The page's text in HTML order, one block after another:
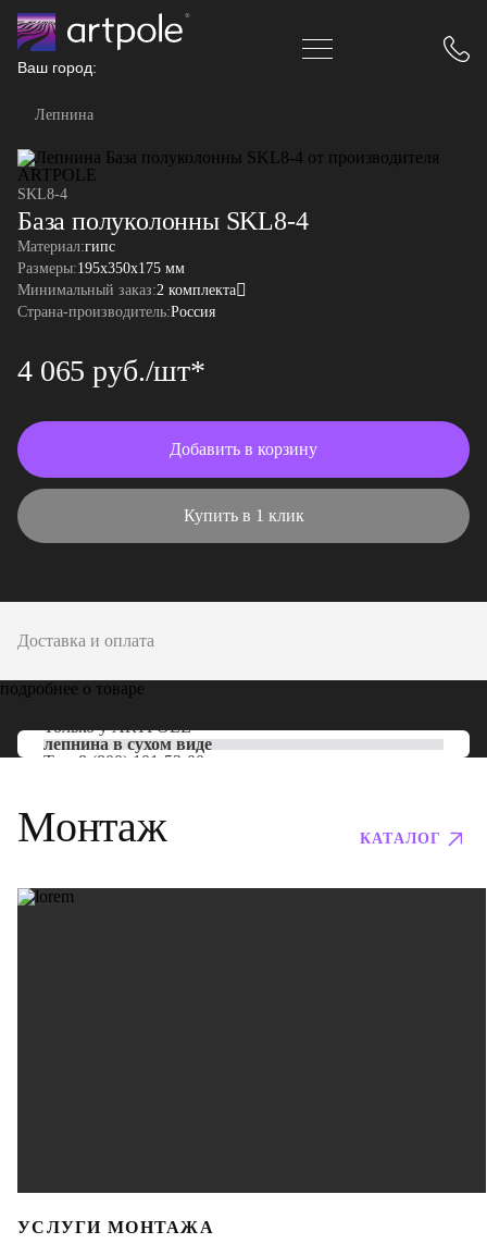
Ваш город:
Лепнина
SKL8-4
База полуколонны SKL8-4
Материал:гипс
Размеры:195x350x175 мм
Минимальный заказ:2 комплекта
Страна-производитель:Россия
4 065 руб./шт*
Добавить в корзину
Купить в 1 клик
Доставка и оплата
подробнее о товаре
Только уARTPOLE
лепнина в сухом виде
Тел: 8 (800) 101-53-00
Монтаж КАТАЛОГ
УСЛУГИ МОНТАЖА